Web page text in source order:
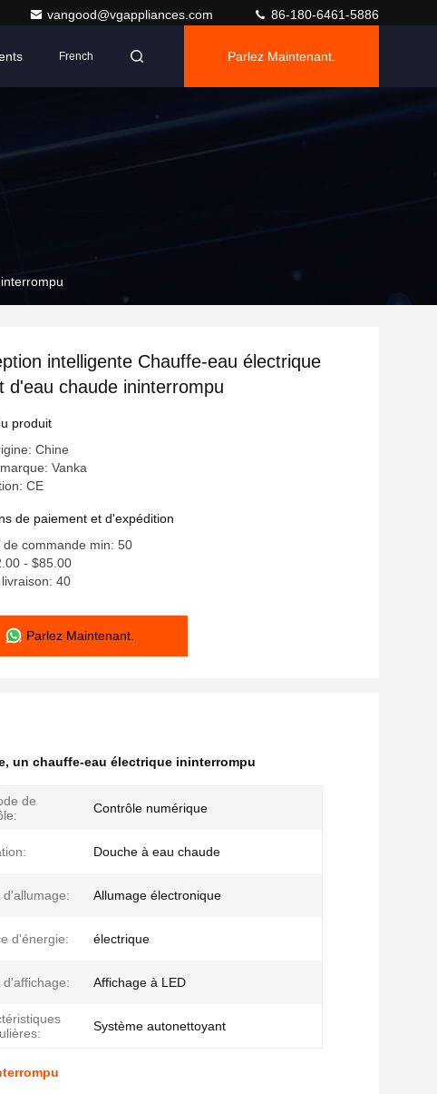
vangood@vgappliances.com 86-180-6461-5886
French Parlez Maintenant.
intelligente Chauffe-eau électrique
d'eau chaude ininterrompu
produit
Chine
Vanka
CE
de paiement et d'expédition
de commande min: 50
- $85.00
40
Parlez Maintenant.
, un chauffe-eau électrique ininterrompu
de
Contrôle numérique
Douche à eau chaude
d'allumage: Allumage électronique
d'énergie: électrique
d'affichage: Affichage à LED
Système autonettoyant